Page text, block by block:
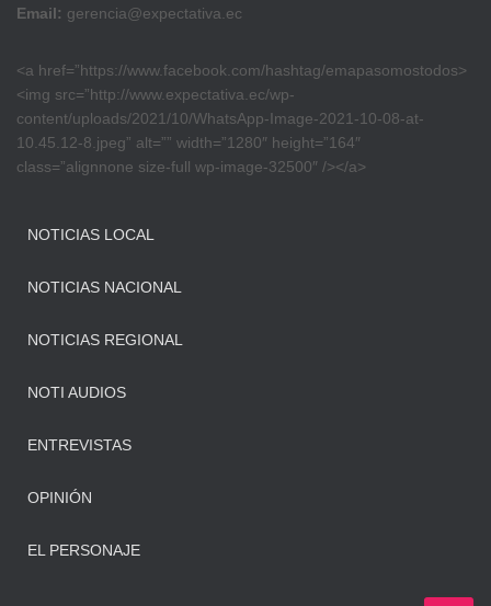
Email: gerencia@expectativa.ec
<a href=”https://www.facebook.com/hashtag/emapasomostodos>
<img src=”http://www.expectativa.ec/wp-
content/uploads/2021/10/WhatsApp-Image-2021-10-08-at-
10.45.12-8.jpeg” alt=”” width=”1280″ height=”164″
class=”alignnone size-full wp-image-32500″ /></a>
NOTICIAS LOCAL
NOTICIAS NACIONAL
NOTICIAS REGIONAL
NOTI AUDIOS
ENTREVISTAS
OPINIÓN
EL PERSONAJE